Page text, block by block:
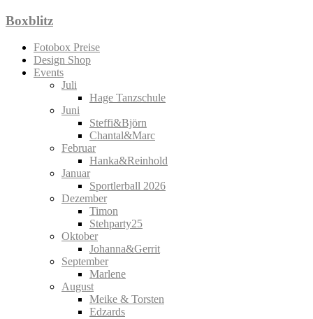
Zum
springen
Boxblitz
Fotobox Preise
Design Shop
Events
Juli
Hage Tanzschule
Juni
Steffi&Björn
Chantal&Marc
Februar
Hanka&Reinhold
Januar
Sportlerball 2026
Dezember
Timon
Stehparty25
Oktober
Johanna&Gerrit
September
Marlene
August
Meike & Torsten
Edzards